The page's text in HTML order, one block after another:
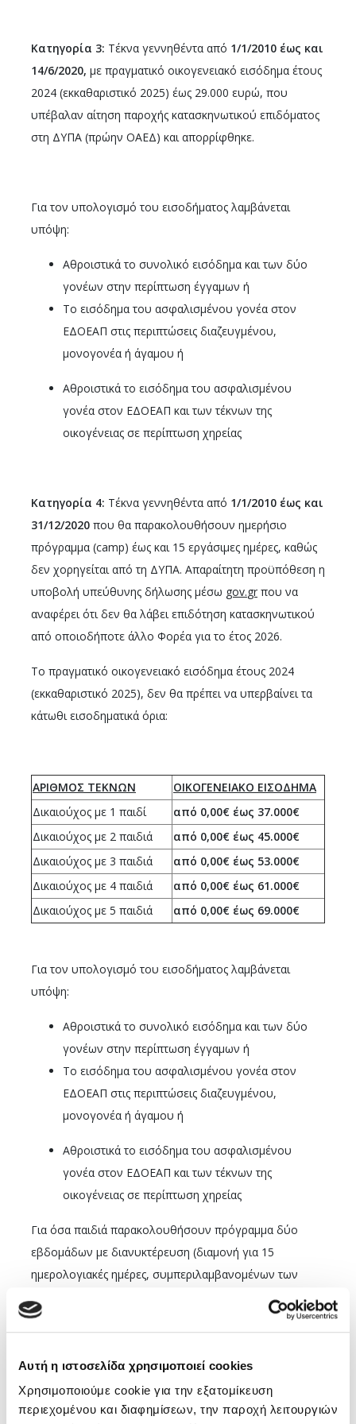
Αυτή η ιστοσελίδα χρησιμοποιεί cookies
Χρησιμοποιούμε cookie για την εξατομίκευση
περιεχομένου και διαφημίσεων, την παροχή λειτουργιών
Κατηγορία 3: Τέκνα γεννηθέντα από 1/1/2010 έως και
14/6/2020, με πραγματικό οικογενειακό εισόδημα έτους
2024 (εκκαθαριστικό 2025) έως 29.000 ευρώ, που
υπέβαλαν αίτηση παροχής κατασκηνωτικού επιδόματος
στη ΔΥΠΑ (πρώην ΟΑΕΔ) και απορρίφθηκε.
Για τον υπολογισμό του εισοδήματος λαμβάνεται
υπόψη:
Αθροιστικά το συνολικό εισόδημα και των δύο
γονέων στην περίπτωση έγγαμων ή
Το εισόδημα του ασφαλισμένου γονέα στον
ΕΔΟΕΑΠ στις περιπτώσεις διαζευγμένου,
μονογονέα ή άγαμου ή
Αθροιστικά το εισόδημα του ασφαλισμένου
γονέα στον ΕΔΟΕΑΠ και των τέκνων της
οικογένειας σε περίπτωση χηρείας
Κατηγορία 4: Τέκνα γεννηθέντα από 1/1/2010 έως και
31/12/2020 που θα παρακολουθήσουν ημερήσιο
πρόγραμμα (camp) έως και 15 εργάσιμες ημέρες, καθώς
δεν χορηγείται από τη ΔΥΠΑ. Απαραίτητη προϋπόθεση η
υποβολή υπεύθυνης δήλωσης μέσω gov.gr που να
αναφέρει ότι δεν θα λάβει επιδότηση κατασκηνωτικού
από οποιοδήποτε άλλο Φορέα για το έτος 2026.
Tο πραγματικό οικογενειακό εισόδημα έτους 2024
(εκκαθαριστικό 2025), δεν θα πρέπει να υπερβαίνει τα
κάτωθι εισοδηματικά όρια:
ΑΡΙΘΜΟΣ ΤΕΚΝΩΝ
ΟΙΚΟΓΕΝΕΙΑΚΟ ΕΙΣΟΔΗΜΑ
Δικαιούχος με 1 παιδί
από 0,00€ έως 37.000€
Δικαιούχος με 2 παιδιά
από 0,00€ έως 45.000€
Δικαιούχος με 3 παιδιά
από 0,00€ έως 53.000€
Δικαιούχος με 4 παιδιά
από 0,00€ έως 61.000€
Δικαιούχος με 5 παιδιά
από 0,00€ έως 69.000€
Για τον υπολογισμό του εισοδήματος λαμβάνεται
υπόψη:
Αθροιστικά το συνολικό εισόδημα και των δύο
γονέων στην περίπτωση έγγαμων ή
Το εισόδημα του ασφαλισμένου γονέα στον
ΕΔΟΕΑΠ στις περιπτώσεις διαζευγμένου,
μονογονέα ή άγαμου ή
Αθροιστικά το εισόδημα του ασφαλισμένου
γονέα στον ΕΔΟΕΑΠ και των τέκνων της
οικογένειας σε περίπτωση χηρείας
Για όσα παιδιά παρακολουθήσουν πρόγραμμα δύο
εβδομάδων με διανυκτέρευση (διαμονή για 15
ημερολογιακές ημέρες, συμπεριλαμβανομένων των
ημερών προσέλευσης και αποχώρησης), ο ΕΔΟΕΑΠ θα
χορηγήσει το ποσό των
για κάθε παιδί ή
πρόγραμμα 15 εργάσιμων ημερών, θα δοθεί το ποσό
των200 ευρώγια κάθε παιδί για όλες τις ημέρες
ή αναλογικά με τις ημέρες παρακολούθησης.